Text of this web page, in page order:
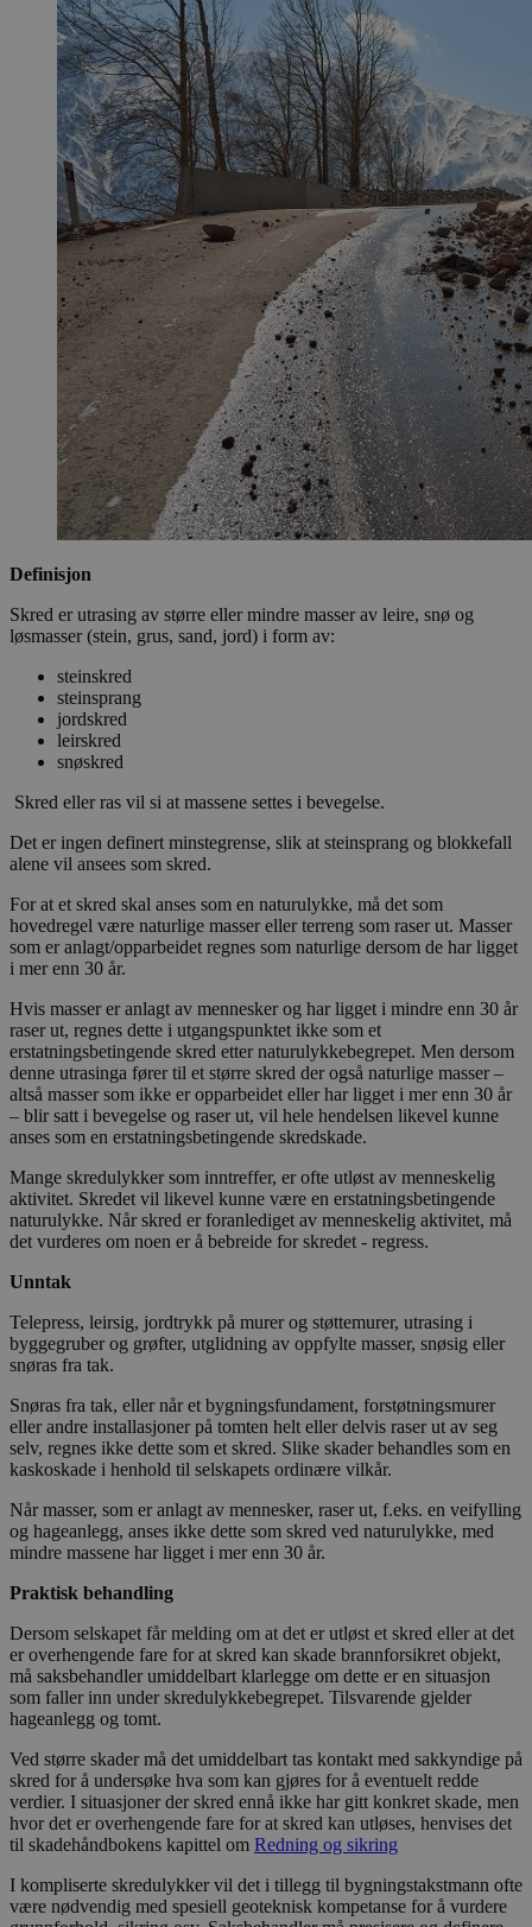
Definisjon
Skred er utrasing av større eller mindre masser av leire, snø og
løsmasser (stein, grus, sand, jord) i form av:
steinskred
steinsprang
jordskred
leirskred
snøskred
Skred eller ras vil si at massene settes i bevegelse.
Det er ingen definert minstegrense, slik at steinsprang og blokkefall
alene vil ansees som skred.
For at et skred skal anses som en naturulykke, må det som
hovedregel være naturlige masser eller terreng som raser ut. Masser
som er anlagt/opparbeidet regnes som naturlige dersom de har ligget
i mer enn 30 år.
Hvis masser er anlagt av mennesker og har ligget i mindre enn 30 år
raser ut, regnes dette i utgangspunktet ikke som et
erstatningsbetingende skred etter naturulykkebegrepet. Men dersom
denne utrasinga fører til et større skred der også naturlige masser –
altså masser som ikke er opparbeidet eller har ligget i mer enn 30 år
– blir satt i bevegelse og raser ut, vil hele hendelsen likevel kunne
anses som en erstatningsbetingende skredskade.
Mange skredulykker som inntreffer, er ofte utløst av menneskelig
aktivitet. Skredet vil likevel kunne være en erstatningsbetingende
naturulykke. Når skred er foranlediget av menneskelig aktivitet, må
det vurderes om noen er å bebreide for skredet - regress.
Unntak
Telepress, leirsig, jordtrykk på murer og støttemurer, utrasing i
byggegruber og grøfter, utglidning av oppfylte masser, snøsig eller
snøras fra tak.
Snøras fra tak, eller når et bygningsfundament, forstøtningsmurer
eller andre installasjoner på tomten helt eller delvis raser ut av seg
selv, regnes ikke dette som et skred. Slike skader behandles som en
kaskoskade i henhold til selskapets ordinære vilkår.
Når masser, som er anlagt av mennesker, raser ut, f.eks. en veifylling
og hageanlegg, anses ikke dette som skred ved naturulykke, med
mindre massene har ligget i mer enn 30 år.
Praktisk behandling
Dersom selskapet får melding om at det er utløst et skred eller at det
er overhengende fare for at skred kan skade brannforsikret objekt,
må saksbehandler umiddelbart klarlegge om dette er en situasjon
som faller inn under skredulykkebegrepet. Tilsvarende gjelder
hageanlegg og tomt.
Ved større skader må det umiddelbart tas kontakt med sakkyndige på
skred for å undersøke hva som kan gjøres for å eventuelt redde
verdier. I situasjoner der skred ennå ikke har gitt konkret skade, men
hvor det er overhengende fare for at skred kan utløses, henvises det
til skadehåndbokens kapittel om Redning og sikring
I kompliserte skredulykker vil det i tillegg til bygningstakstmann ofte
være nødvendig med spesiell geoteknisk kompetanse for å vurdere